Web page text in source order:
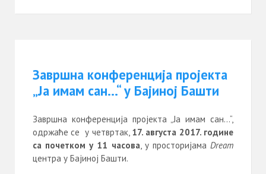
Завршна конференција пројекта
„Ја имам сан…“ у Бајиној Башти
Завршна конференција пројекта „Ја имам сан…“,
одржаће се у четвртак, 17. августа 2017. године
са почетком у 11 часова, у просторијамаDream
центра у Бајиној Башти.